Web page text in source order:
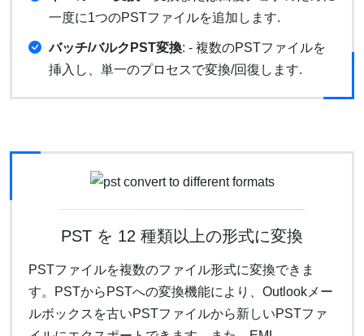
一度に1つのPSTファイルを追加します.
バッチ/バルクPST変換: - 複数のPSTファイルを
挿入し、単一のプロセスで変換/回復します.
PST を 12 種類以上の形式に変換
PSTファイルを複数のファイル形式に変換できま
す。PSTからPSTへの変換機能により、Outlookメー
ルボックスを古いPSTファイルから新しいPSTファ